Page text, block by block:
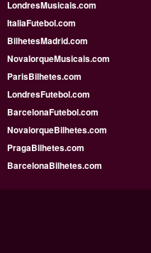
LondresMusicais.com
ItaliaFutebol.com
BilhetesMadrid.com
NovaIorqueMusicais.com
ParisBilhetes.com
LondresFutebol.com
BarcelonaFutebol.com
NovaiorqueBilhetes.com
PragaBilhetes.com
BarcelonaBilhetes.com